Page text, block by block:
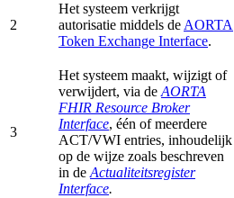
2
Het systeem verkrijgt
autorisatie middels deAORTA
Token Exchange Interface.
3
Het systeem maakt, wijzigt of
verwijdert, via deAORTA
FHIR Resource Broker
Interface, één of meerdere
ACT/VWI entries, inhoudelijk
op de wijze zoals beschreven
in deActualiteitsregister
Interface.